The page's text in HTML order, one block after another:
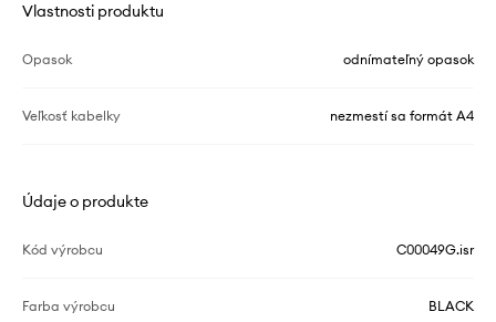
Vlastnosti produktu
Opasok odnímateľný opasok
Veľkosť kabelky nezmestí sa formát A4
Údaje o produkte
Kód výrobcu C00049G.isr
Farba výrobcu BLACK